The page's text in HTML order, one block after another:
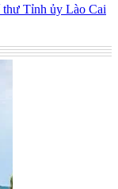
Tỉnh ủy Lào Cai